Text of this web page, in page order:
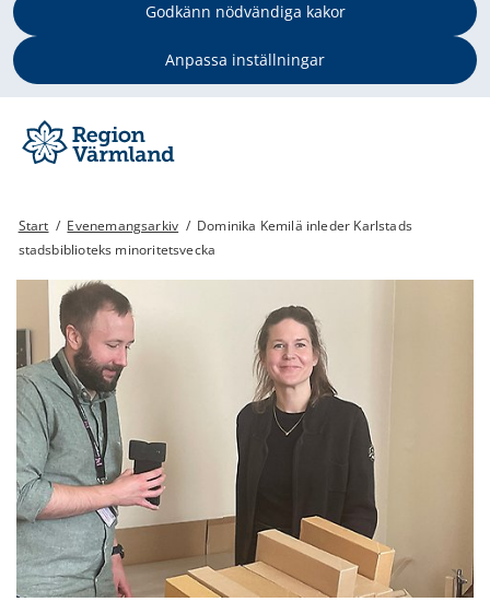
Godkänn nödvändiga kakor
Anpassa inställningar
Start / Evenemangsarkiv / Dominika Kemilä inleder Karlstads
stadsbiblioteks minoritetsvecka